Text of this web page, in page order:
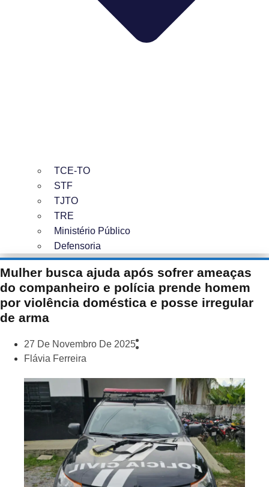
TCE-TO
STF
TJTO
TRE
Ministério Público
Defensoria
Mulher busca ajuda após sofrer ameaças
do companheiro e polícia prende homem
por violência doméstica e posse irregular
de arma
27 De Novembro De 2025
Flávia Ferreira